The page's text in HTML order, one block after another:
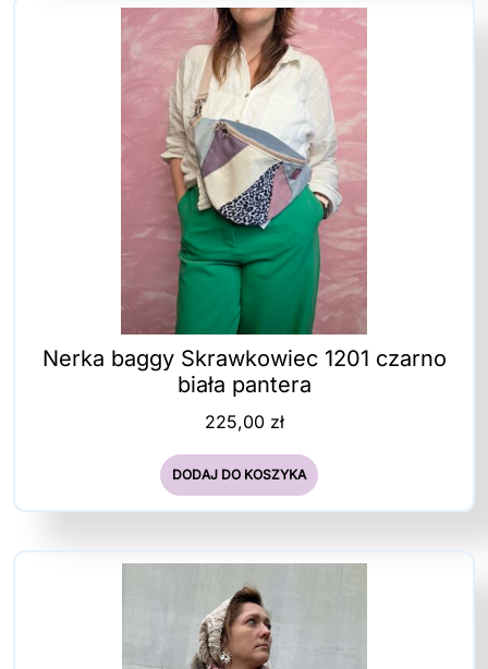
Nerka baggy Skrawkowiec 1201 czarno
biała pantera
225,00 zł
DODAJ DO KOSZYKA